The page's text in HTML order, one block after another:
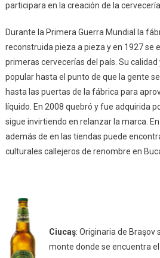
participara en la creación de la
Durante la Primera Guerra Mundial la
reconstruida pieza a pieza y en 1927 se
primeras cervecerías del país. Su
popular hasta el punto de que la gente
hasta las puertas de la fábrica para
líquido. En 2008 quebró y fue adquirida
sigue invirtiendo en relanzar la marca.
además de en las tiendas puede
culturales callejeros de renombre en
Ciucaş: Originaria de Braşov
monte donde se encuentra